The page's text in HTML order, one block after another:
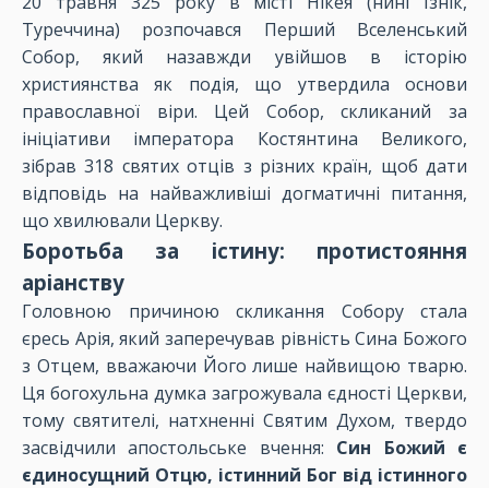
Туреччина) розпочався Перший Вселенський
Собор, який назавжди увійшов в історію
християнства як подія, що утвердила основи
православної віри. Цей Собор, скликаний за
ініціативи імператора Костянтина Великого,
зібрав 318 святих отців з різних країн, щоб дати
відповідь на найважливіші догматичні питання,
що хвилювали Церкву.
Боротьба за істину: протистояння
аріанству
Головною причиною скликання Собору стала
єресь Арія, який заперечував рівність Сина Божого
з Отцем, вважаючи Його лише найвищою тварю.
Ця богохульна думка загрожувала єдності Церкви,
тому святителі, натхненні Святим Духом, твердо
засвідчили апостольське вчення: Син Божий є
єдиносущний Отцю, істинний Бог від істинного